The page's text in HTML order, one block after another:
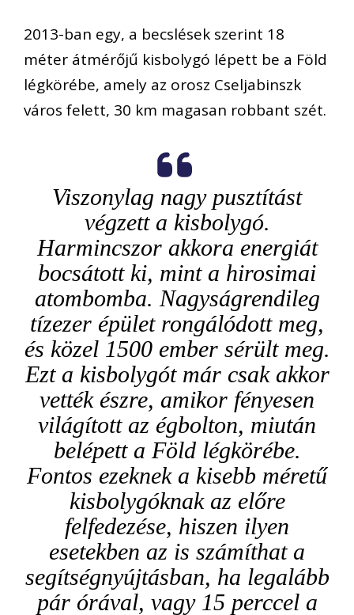
2013-ban egy, a becslések szerint 18
méter átmérőjű kisbolygó lépett be a Föld
légkörébe, amely az orosz Cseljabinszk
város felett, 30 km magasan robbant szét.
Viszonylag nagy pusztítást
végzett a kisbolygó.
Harmincszor akkora energiát
bocsátott ki, mint a hirosimai
atombomba. Nagyságrendileg
tízezer épület rongálódott meg,
és közel 1500 ember sérült meg.
Ezt a kisbolygót már csak akkor
vették észre, amikor fényesen
világított az égbolton, miután
belépett a Föld légkörébe.
Fontos ezeknek a kisebb méretű
kisbolygóknak az előre
felfedezése, hiszen ilyen
esetekben az is számíthat a
segítségnyújtásban, ha legalább
pár órával, vagy 15 perccel a